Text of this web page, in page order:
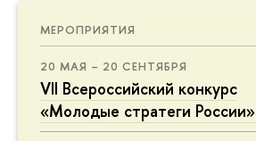
МЕРОПРИЯТИЯ
20 МАЯ – 20 СЕНТЯБРЯ
VII Всероссийский конкурс
«Молодые стратеги России»